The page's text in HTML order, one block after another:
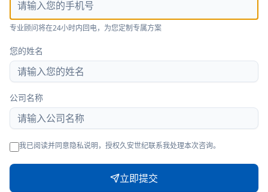
专业顾问将在24小时内回电，为您定制专属方案
您的姓名
公司名称
我已阅读并同意隐私说明，授权久安世纪联系我处理本次咨询。
立即提交